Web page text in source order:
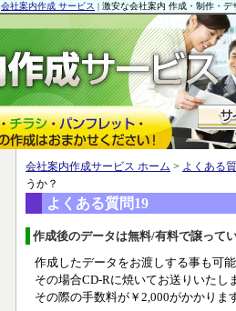
会社案内作成 サービス| 激安な会社案内 作成・制作・デ
会社案内作成サービス ホーム > よくある
うか？
よくある質問19
作成後のデータは無料/有料で譲って
作成したデータをお渡しする事も可能
その場合CD-Rに焼いてお送りいたし
その際の手数料が￥2,000がかかりま